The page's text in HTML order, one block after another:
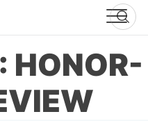
HONOR-